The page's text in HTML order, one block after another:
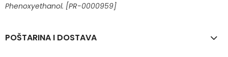
Phenoxyethanol. [PR-0000959]
POŠTARINA I DOSTAVA